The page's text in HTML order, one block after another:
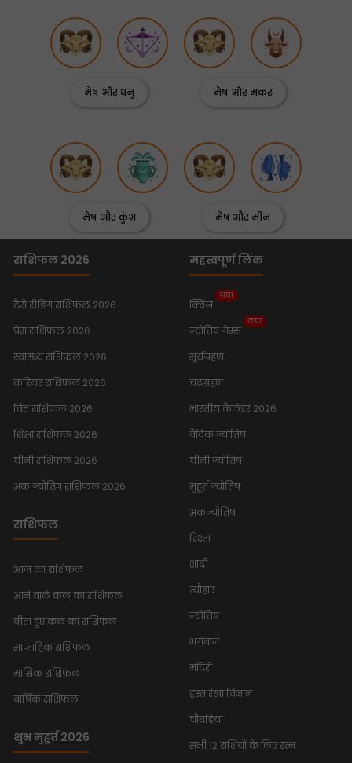
मेष और धनु मेष और मकर
मेष और कुंभ मेष और मीन
राशिफल 2026
टैरो रीडिंग राशिफल 2026
प्रेम राशिफल 2026
स्वास्थ्य राशिफल 2026
करियर राशिफल 2026
वित्त राशिफल 2026
शिक्षा राशिफल 2026
चीनी राशिफल 2026
अंक ज्योतिष राशिफल 2026
राशिफल
आज का राशिफल
आने वाले कल का राशिफल
बीता हुए कल का राशिफल
साप्ताहिक राशिफल
मासिक राशिफल
वार्षिक राशिफल
शुभ मुहूर्त 2026
महत्वपूर्ण लिंक
क्विज
नया
ज्योतिष गेम्स
नया
सूर्यग्रहण
चंद्रग्रहण
भारतीय कैलेंडर 2026
वैदिक ज्योतिष
चीनी ज्योतिष
मुहूर्त ज्योतिष
अंकज्योतिष
रिश्ता
शादी
त्यौहार
ज्योतिष
भगवान
मंदिरों
हस्त रेखा विज्ञान
चौघडिया
सभी 12 राशियों के लिए रत्न